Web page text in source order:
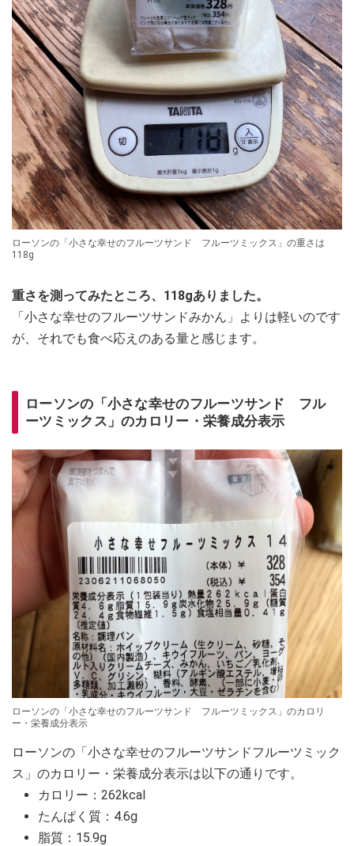
ローソンの「小さな幸せのフルーツサンド フルーツミックス」の重さは
118g
重さを測ってみたところ、118gありました。
「小さな幸せのフルーツサンドみかん」よりは軽いのです
が、それでも食べ応えのある量と感じます。
ローソンの「小さな幸せのフルーツサンド フル
ーツミックス」のカロリー・栄養成分表示
ローソンの「小さな幸せのフルーツサンド フルーツミックス」のカロリ
ー・栄養成分表示
ローソンの「小さな幸せのフルーツサンドフルーツミック
ス」のカロリー・栄養成分表示は以下の通りです。
カロリー：262kcal
たんぱく質：4.6g
脂質：15.9g